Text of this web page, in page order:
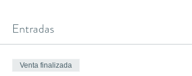
Entradas
Venta finalizada